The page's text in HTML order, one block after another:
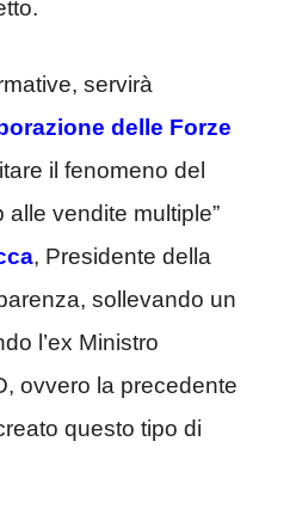
servirà
delle Forze
il fenomeno del
alle vendite multiple”
, Presidente della
sollevando un
l’ex Ministro
ovvero la precedente
questo tipo di